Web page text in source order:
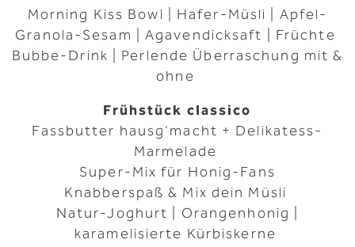
Morning Kiss Bowl | Hafer-Müsli | Apfel-
Granola-Sesam | Agavendicksaft | Früchte
Bubbe-Drink | Perlende Überraschung mit &
ohne
Frühstück classico
Fassbutter hausg‘macht + Delikatess-
Marmelade
Super-Mix für Honig-Fans
Knabberspaß & Mix dein Müsli
Natur-Joghurt | Orangenhonig |
karamelisierte Kürbiskerne